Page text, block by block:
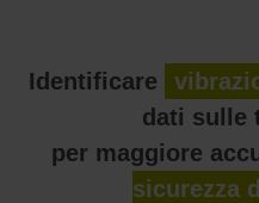
Identificare
dati sulle
per maggiore
sicurezza